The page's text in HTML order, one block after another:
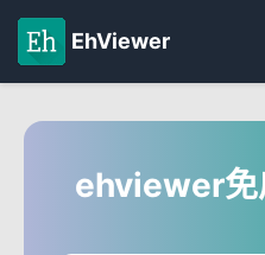
EhViewer
ehviewer免